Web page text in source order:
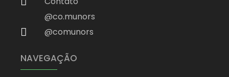
@co.munors
@comunors
NAVEGAÇÃO